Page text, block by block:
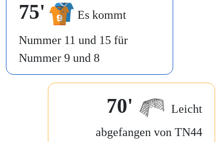
75'
Es kommt
Nummer 11 und 15 für
Nummer 9 und 8
70'
Leicht
abgefangen von TN44